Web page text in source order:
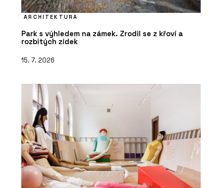
ARCHITEKTURA
Park s výhledem na zámek. Zrodil se z křoví a
rozbitých zídek
15. 7. 2026